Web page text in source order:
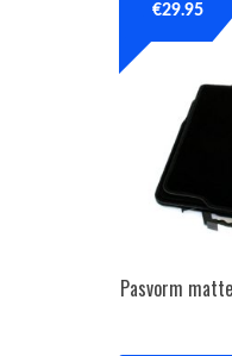
Pasvorm
€29.95